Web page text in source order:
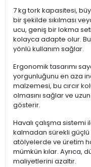
7 kg tork kapasitesi,
bir şekilde sıkılması
ucu, geniş bir lokma
kolayca adapte olur.
yönlü kullanım sağlar.
Ergonomik tasarımı
yorgunluğunu en aza
malzemesi, bu cırcır
olmasını sağlar ve
gösterir.
Havalı çalışma sistemi
kalmadan sürekli
atölyelerde ve üretim
mümkün kılar. Ayrıca,
maliyetlerini azaltır.